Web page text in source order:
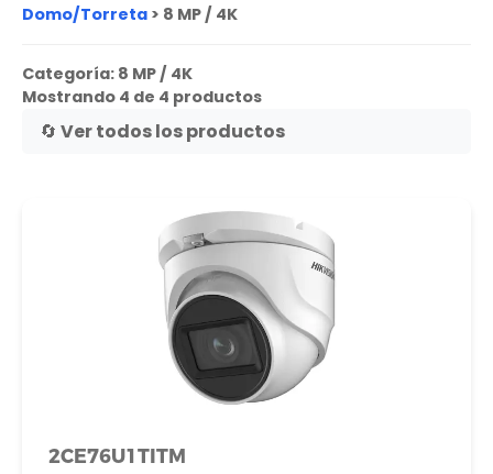
Domo/Torreta > 8 MP / 4K
Categoría: 8 MP / 4K
Mostrando 4 de 4 productos
🔄 Ver todos los productos
2CE76U1TITM